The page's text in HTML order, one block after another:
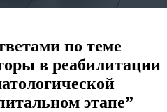
по теме
в реабилитации
этапе”